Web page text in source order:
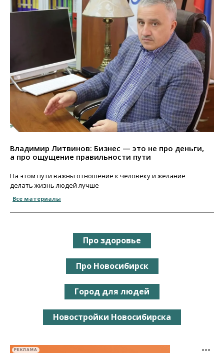
Владимир Литвинов: Бизнес — это не про деньги,
а про ощущение правильности пути
На этом пути важны отношение к человеку и желание
делать жизнь людей лучше
Все материалы
Про здоровье
Про Новосибирск
Город для людей
Новостройки Новосибирска
РЕКЛАМА